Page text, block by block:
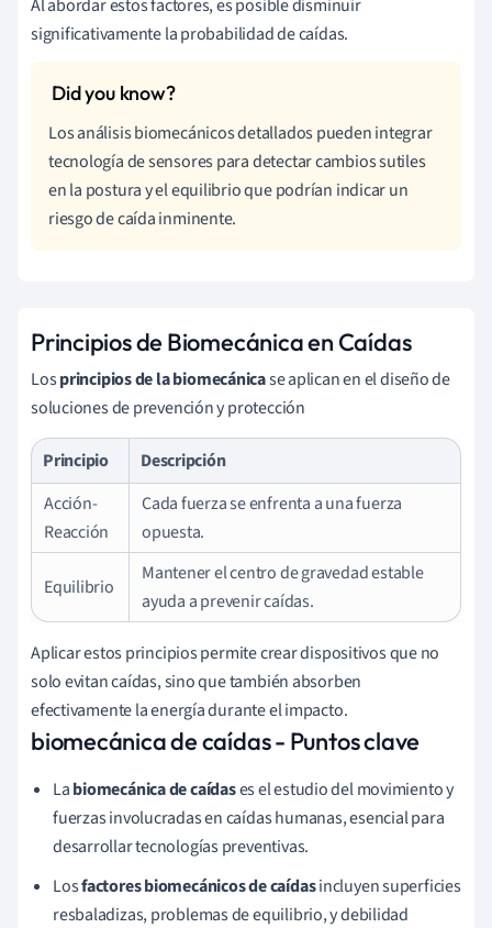
Al abordar estos factores, es posible disminuir
significativamente la probabilidad de caídas.
Los análisis biomecánicos detallados pueden integrar
tecnología de sensores para detectar cambios sutiles
en la postura y el equilibrio que podrían indicar un
riesgo de caída inminente.
Principios de Biomecánica en Caídas
Losprincipios de la biomecánicase aplican en el diseño de
soluciones de prevención y protección
Principio
Descripción
Acción-
Reacción
Cada fuerza se enfrenta a una fuerza
opuesta.
Equilibrio
Mantener el centro de gravedad estable
ayuda a prevenir caídas.
Aplicar estos principios permite crear dispositivos que no
solo evitan caídas, sino que también absorben
efectivamente la energía durante el impacto.
biomecánica de caídas - Puntos clave
Labiomecánica de caídases el estudio del movimiento y
fuerzas involucradas en caídas humanas, esencial para
desarrollar tecnologías preventivas.
Losfactores biomecánicos de caídasincluyen superficies
resbaladizas, problemas de equilibrio, y debilidad